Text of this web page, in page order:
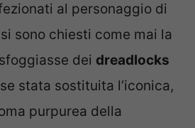
al personaggio di
sono chiesti come mai la
dei dreadlocks
stata sostituita l’iconica,
purpurea della